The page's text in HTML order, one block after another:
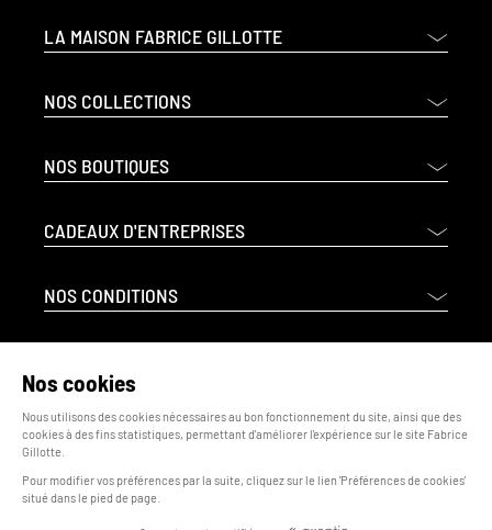
Nos cookies
Nous utilisons des cookies nécessaires au bon fonctionnement du site, ainsi que des
cookies à des fins statistiques, permettant d'améliorer l'expérience sur le site Fabrice
Gillotte.
Pour modifier vos préférences par la suite, cliquez sur le lien 'Préférences de cookies'
situé dans le pied de page.
LA MAISON FABRICE GILLOTTE
NOS COLLECTIONS
NOS BOUTIQUES
CADEAUX D'ENTREPRISES
NOS CONDITIONS
© 2026 - Fabrice Gillotte - Tous droits réservés